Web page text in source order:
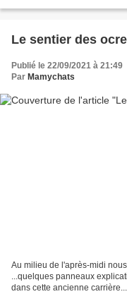
Le sentier des
Publié le 22/09/2021 à 21:49
Par Mamychats
Au milieu de l'après-midi
...quelques panneaux
dans cette ancienne